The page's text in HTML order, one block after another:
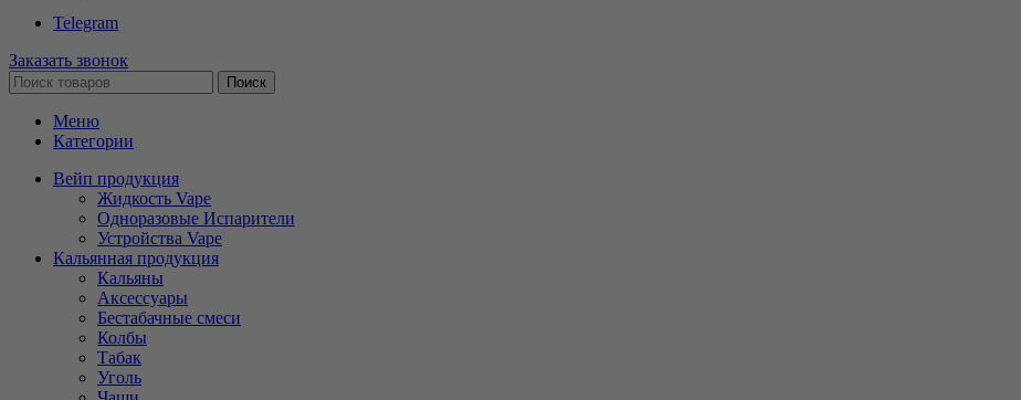
Telegram
Заказать звонок
Поиск
Меню
Категории
Вейп продукция
Жидкость Vape
Одноразовые Испарители
Устройства Vape
Кальянная продукция
Кальяны
Аксессуары
Бестабачные смеси
Колбы
Табак
Уголь